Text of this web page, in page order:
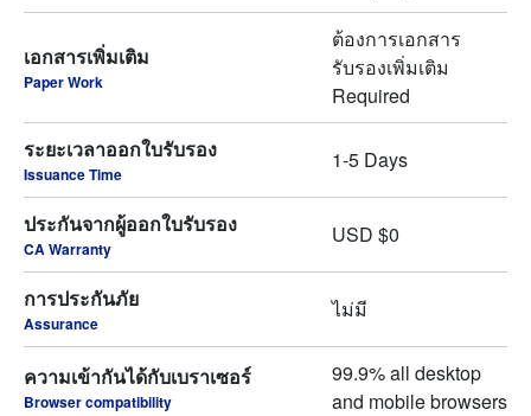
เอกสารเพิ่มเติม
Paper Work
ต้องการเอกสาร
รับรองเพิ่มเติม
Required
ระยะเวลาออกใบรับรอง
Issuance Time
1-5 Days
ประกันจากผู้ออกใบรับรอง
CA Warranty
USD $0
การประกันภัย
Assurance
ไม่มี
ความเข้ากันได้กับเบราเซอร์
Browser compatibility
99.9% all desktop
and mobile browsers